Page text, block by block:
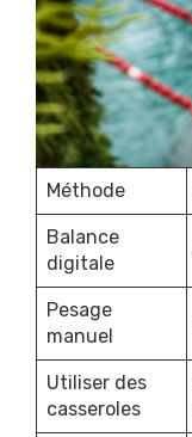
Méthode
Balance
digitale
Pesage
manuel
Utiliser des
casseroles